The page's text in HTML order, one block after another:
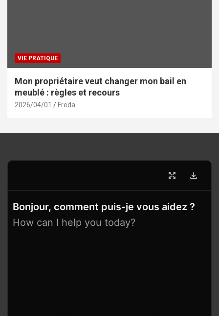
VIE PRATIQUE
Mon propriétaire veut changer mon bail en
meublé : règles et recours
2026/04/01 Freda
Bonjour, comment puis-je vous aidez ?
How can I help you today?